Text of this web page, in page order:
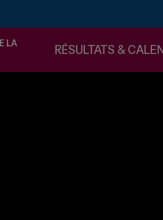
LA
RÉSULTATS &